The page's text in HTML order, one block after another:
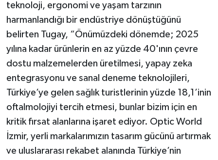
teknoloji, ergonomi ve yaşam tarzının
harmanlandığı bir endüstriye dönüştüğünü
belirten Tugay, “Önümüzdeki dönemde; 2025
yılına kadar ürünlerin en az yüzde 40'ının çevre
dostu malzemelerden üretilmesi, yapay zeka
entegrasyonu ve sanal deneme teknolojileri,
Türkiye’ye gelen sağlık turistlerinin yüzde 18,1’inin
oftalmolojiyi tercih etmesi, bunlar bizim için en
kritik fırsat alanlarına işaret ediyor. Optic World
İzmir, yerli markalarımızın tasarım gücünü artırmak
ve uluslararası rekabet alanında Türkiye’nin